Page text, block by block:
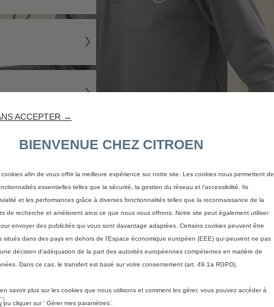
Nos points de vente
ACCEPTER →
BIENVENUE CHEZ CITROEN
afin de vous offrir la meilleure expérience sur notre site. Les cookies nous permettent de
essentielles telles que la sécurité, la gestion du réseau et l’accessibilité. Ils
et les performances grâce à diverses fonctionnalités telles que la reconnaissance de la
de recherche et améliorent ainsi ce que nous vous offrons. Notre site peut également utiliser
envoyer des publicités qui vous sont davantage adaptées. Certains cookies peuvent être
situés dans des pays en dehors de l'Espace économique européen (EEE) qui peuvent ne pas
décision d'adéquation de la part des autorités européennes compétentes en matière de
Dans ce cas, le transfert est basé sur votre consentement (art. 49.1a RGPD).
savoir plus sur les cookies que nous utilisons et comment les gérer, vous pouvez accéder à
ou cliquer sur ' Gérer mes paramètres'.